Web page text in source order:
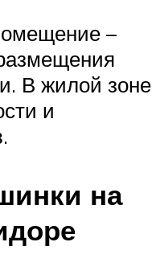
–
В жилой зоне
и
на